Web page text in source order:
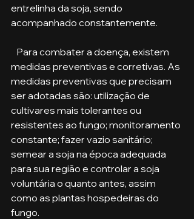
entrelinha da soja, sendo
acompanhado constantemente.
medidas preventivas e corretivas. As
medidas preventivas que precisam
ser adotadas são: utilização de
cultivares mais tolerantes ou
resistentes ao fungo; monitoramento
constante; fazer vazio sanitário;
semear a soja na época adequada
para sua região e controlar a soja
voluntária o quanto antes, assim
como as plantas hospedeiras do
fungo.